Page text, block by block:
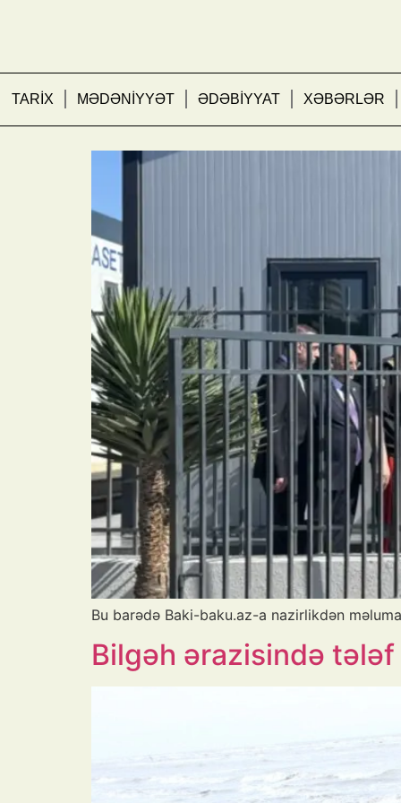
TARİX MƏDƏNİYYƏT ƏDƏBİYYAT XƏBƏRLƏR
“Bilgəh” sularda
Bu barədə Baki-baku.az-a nazirlikdən
Bilgəh ərazisində tələf